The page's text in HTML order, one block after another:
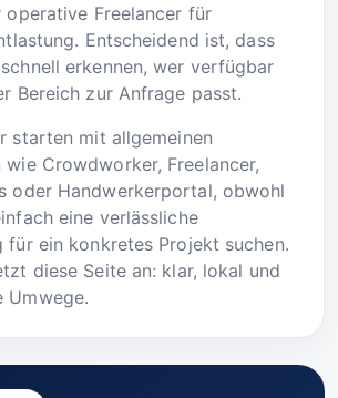
operative Freelancer für
Entscheidend ist, dass
erkennen, wer verfügbar
Bereich zur Anfrage passt.
starten mit allgemeinen
Crowdworker, Freelancer,
oder Handwerkerportal, obwohl
eine verlässliche
für ein konkretes Projekt suchen.
diese Seite an: klar, lokal und
Umwege.